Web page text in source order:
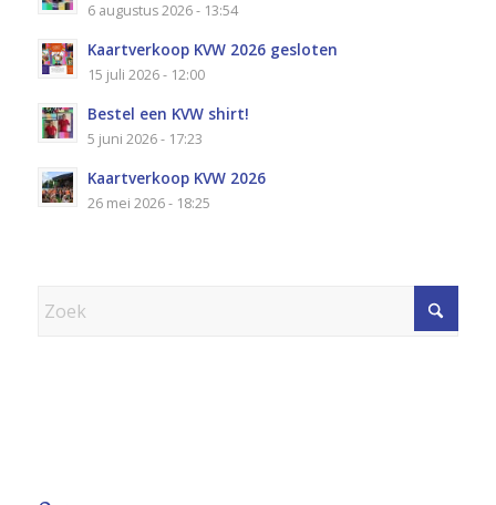
6 augustus 2026 - 13:54
Kaartverkoop KVW 2026 gesloten
15 juli 2026 - 12:00
Bestel een KVW shirt!
5 juni 2026 - 17:23
Kaartverkoop KVW 2026
26 mei 2026 - 18:25